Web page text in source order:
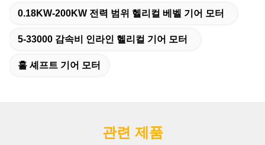
0.18KW-200KW 전력 범위 헬리컬 베벨 기어 모터
5-33000 감속비 인라인 헬리컬 기어 모터
홀 셰프트 기어 모터
관련 제품